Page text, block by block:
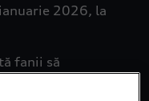
2026, la
fanii să